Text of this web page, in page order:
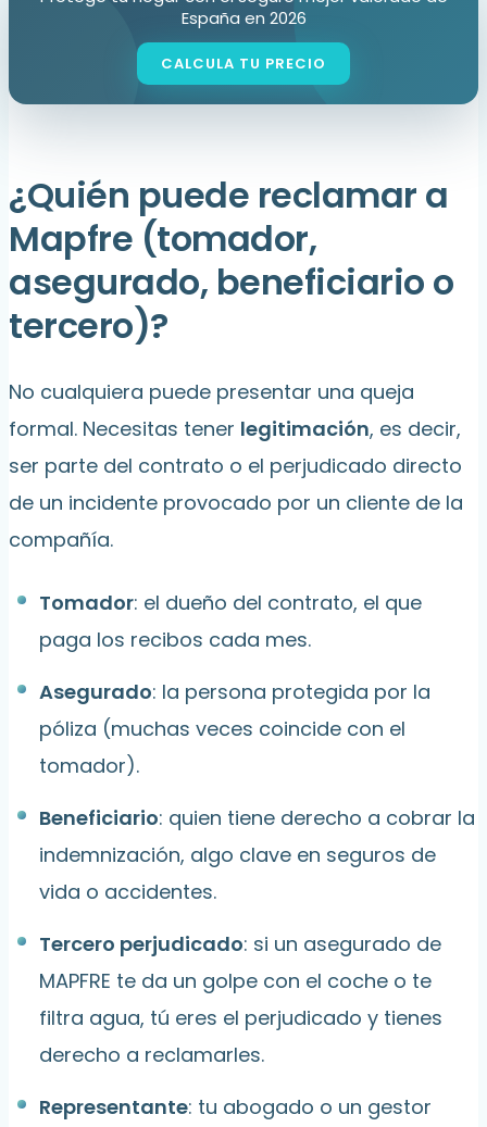
España en 2026
¿Quién puede reclamar a
Mapfre (tomador,
asegurado, beneficiario o
tercero)?
No cualquiera puede presentar una queja
formal. Necesitas tener legitimación, es decir,
ser parte del contrato o el perjudicado directo
de un incidente provocado por un cliente de la
compañía.
Tomador: el dueño del contrato, el que
paga los recibos cada mes.
Asegurado: la persona protegida por la
póliza (muchas veces coincide con el
tomador).
Beneficiario: quien tiene derecho a cobrar la
indemnización, algo clave en seguros de
vida o accidentes.
Tercero perjudicado: si un asegurado de
MAPFRE te da un golpe con el coche o te
filtra agua, tú eres el perjudicado y tienes
derecho a reclamarles.
Representante: tu abogado o un gestor